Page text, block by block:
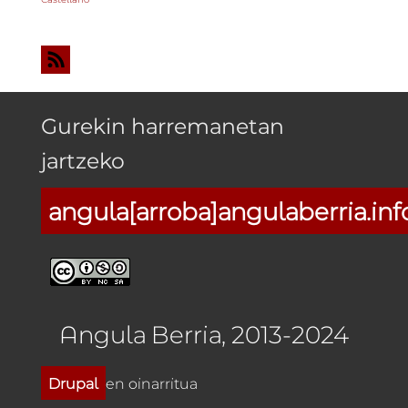
Gurekin harremanetan
jartzeko
Angula Berria, 2013-2024
Drupal en oinarritua